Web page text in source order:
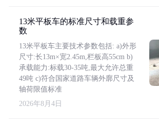
13米平板车的标准尺寸和载重参
数
13米平板车主要技术参数包括: a)外形
尺寸:长13m×宽2.45m,栏板高55cm b)
承载能力:标载30-35吨,最大允许总重
49吨 c)符合国家道路车辆外廓尺寸及
轴荷限值标准
2026年8月4日